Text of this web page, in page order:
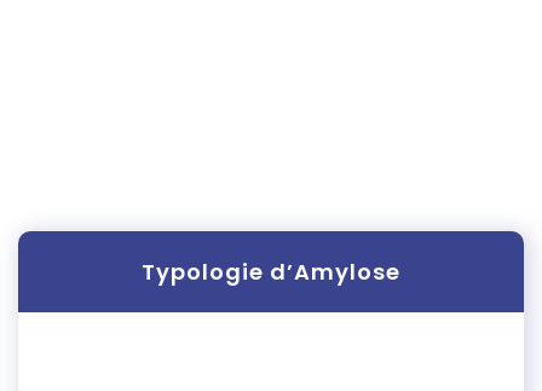
Typologie d’Amylose